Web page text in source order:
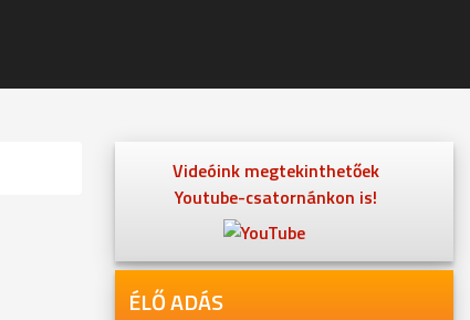
Videóink megtekinthetőek
Youtube-csatornánkon is!
ÉLŐ ADÁS